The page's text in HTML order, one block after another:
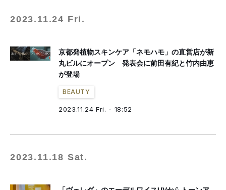
2023.11.24 Fri.
京都発植物スキンケア「ネモハモ」の直営店が新
丸ビルにオープン 発表会に前田有紀と竹内由恵
が登場
BEAUTY
2023.11.24 Fri. - 18:52
2023.11.18 Sat.